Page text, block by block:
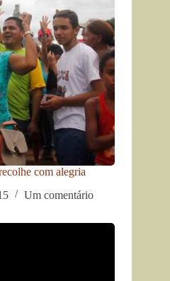
com alegria
Um comentário